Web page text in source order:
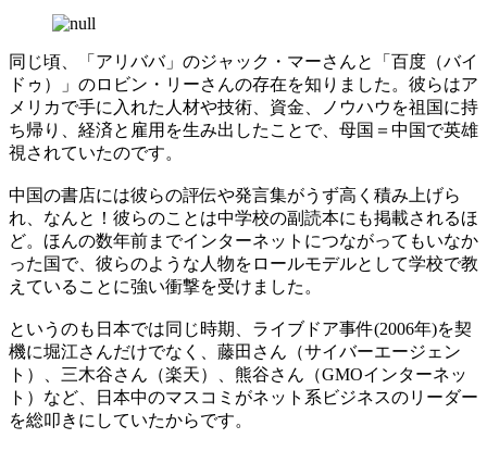
同じ頃、「アリババ」のジャック・マーさんと「百度（バイ
ドゥ）」のロビン・リーさんの存在を知りました。彼らはア
メリカで手に入れた人材や技術、資金、ノウハウを祖国に持
ち帰り、経済と雇用を生み出したことで、母国＝中国で英雄
視されていたのです。
中国の書店には彼らの評伝や発言集がうず高く積み上げら
れ、なんと！彼らのことは中学校の副読本にも掲載されるほ
ど。ほんの数年前までインターネットにつながってもいなか
った国で、彼らのような人物をロールモデルとして学校で教
えていることに強い衝撃を受けました。
というのも日本では同じ時期、ライブドア事件(2006年)を契
機に堀江さんだけでなく、藤田さん（サイバーエージェン
ト）、三木谷さん（楽天）、熊谷さん（GMOインターネッ
ト）など、日本中のマスコミがネット系ビジネスのリーダー
を総叩きにしていたからです。